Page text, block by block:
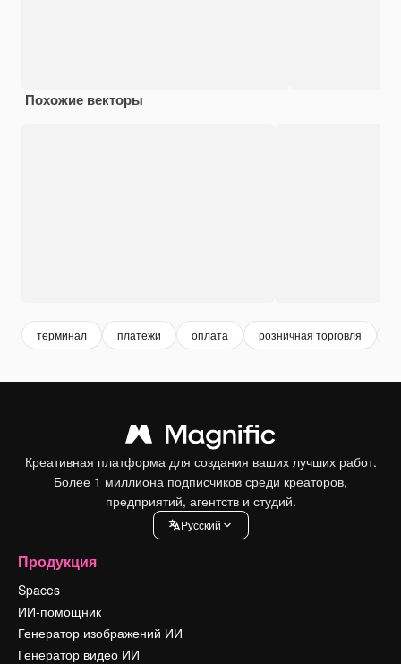
Похожие векторы
терминал платежи оплата розничная торговля
Креативная платформа для создания ваших лучших работ.
Более 1 миллиона подписчиков среди креаторов,
предприятий, агентств и студий.
Pусский
Продукция
Spaces
ИИ-помощник
Генератор изображений ИИ
Генератор видео ИИ